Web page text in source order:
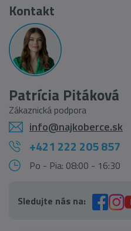
Kontakt
Patrícia Pitáková
Zákaznická podpora
info@najkoberce.sk
+421 222 205 857
Po - Pia: 08:00 - 16:30
Sledujte nás na: